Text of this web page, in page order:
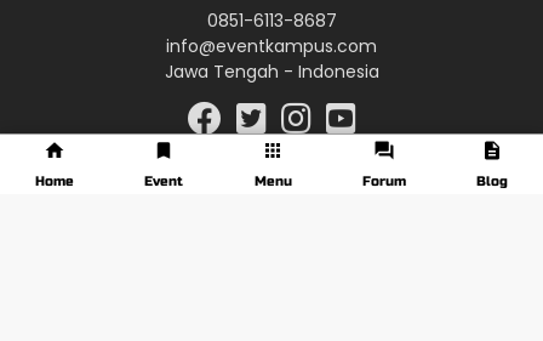
0851-6113-8687
info@eventkampus.com
Jawa Tengah - Indonesia
Home Event Menu Forum Blog